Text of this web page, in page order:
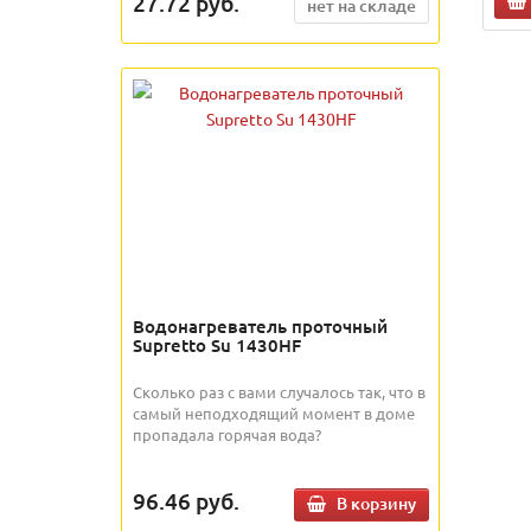
нет на складе
Водонагреватель проточный
Supretto Su 1430HF
Сколько раз с вами случалось так, что в
самый неподходящий момент в доме
пропадала горячая вода?
96.46 руб. В корзину